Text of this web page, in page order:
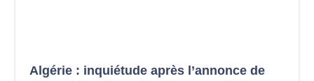
Algérie : inquiétude après l’annonce de